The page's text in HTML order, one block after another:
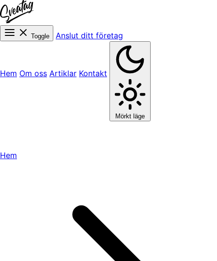
Toggle Anslut ditt företag
Hem Om oss Artiklar Kontakt
Mörkt läge
Hem